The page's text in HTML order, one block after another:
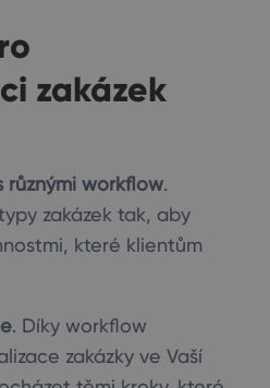
zakázek
různými workflow.
zakázek tak, aby
které klientům
. Díky workflow
zakázky ve Vaší